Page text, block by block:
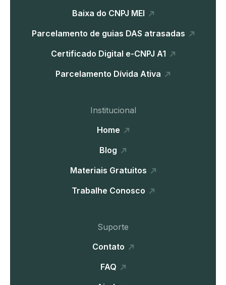
Baixa do CNPJ MEI
Parcelamento de guias DAS atrasadas
Certificado Digital e-CNPJ A1
Parcelamento Dívida Ativa
Institucional
Home
Blog
Materiais Gratuitos
Trabalhe Conosco
Suporte
Contato
FAQ